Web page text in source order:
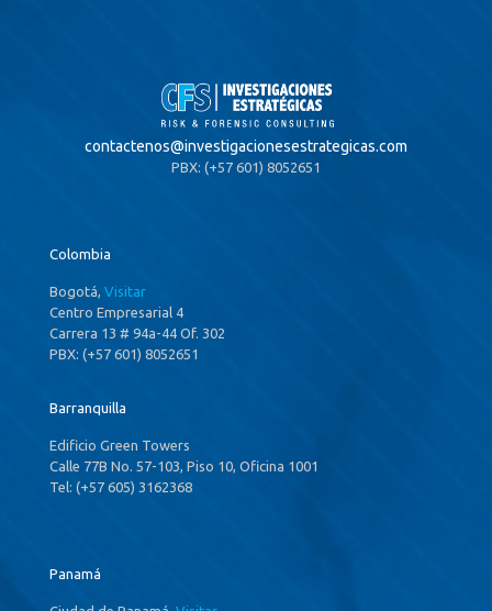
contactenos@investigacionesestrategicas.com
PBX: (+57 601) 8052651
Colombia
Bogotá, Visitar
Centro Empresarial 4
Carrera 13 # 94a-44 Of. 302
PBX: (+57 601) 8052651
Barranquilla
Edificio Green Towers
Calle 77B No. 57-103, Piso 10, Oficina 1001
Tel: (+57 605) 3162368
Panamá